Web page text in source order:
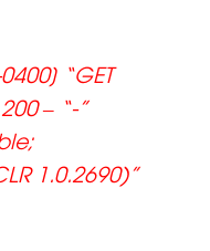
“GET
– “-”
1.0.2690)”